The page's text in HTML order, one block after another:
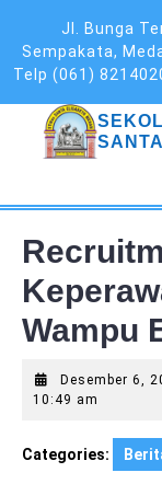
content
Jl. Bunga
Sempakata,
Telp (061)
Wampu
Desember 6,
10:49 am
Categories: